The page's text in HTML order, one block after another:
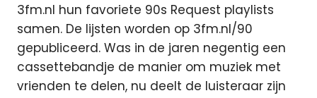
3fm.nl hun favoriete 90s Request playlists
samen. De lijsten worden op 3fm.nl/90
gepubliceerd. Was in de jaren negentig een
cassettebandje de manier om muziek met
vrienden te delen, nu deelt de luisteraar zijn